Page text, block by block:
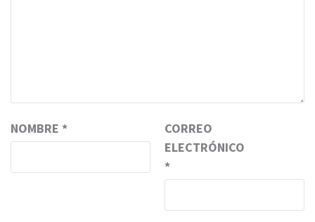
NOMBRE *
CORREO
ELECTRÓNICO
*